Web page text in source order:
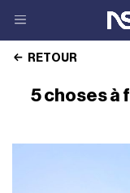
RETOUR
5 choses à